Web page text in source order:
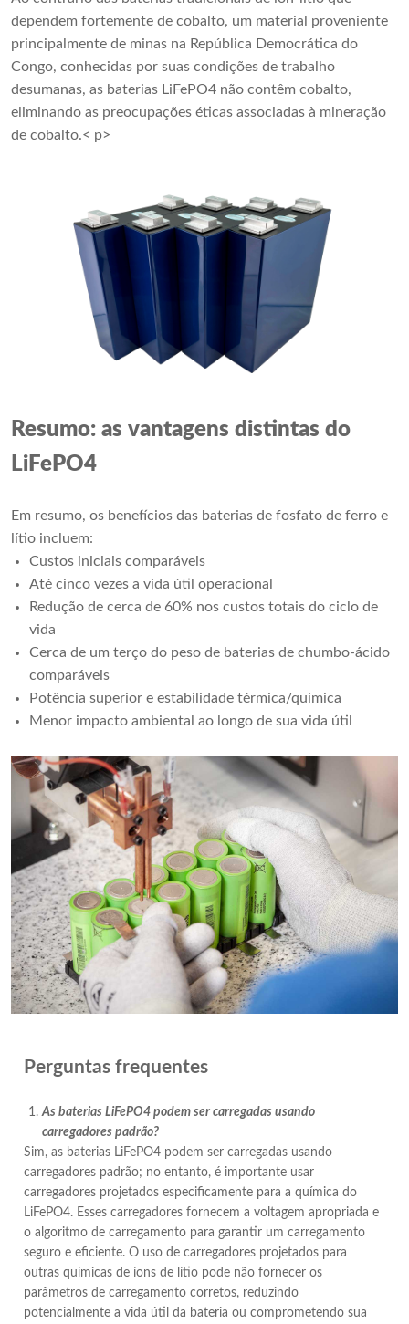
dependem fortemente de cobalto, um material proveniente
principalmente de minas na República Democrática do
Congo, conhecidas por suas condições de trabalho
desumanas, as baterias LiFePO4 não contêm cobalto,
eliminando as preocupações éticas associadas à mineração
de cobalto.< p>
Resumo: as vantagens distintas do
LiFePO4
Em resumo, os benefícios das baterias de fosfato de ferro e
lítio incluem:
Custos iniciais comparáveis
Até cinco vezes a vida útil operacional
Redução de cerca de 60% nos custos totais do ciclo de
vida
Cerca de um terço do peso de baterias de chumbo-ácido
comparáveis
Potência superior e estabilidade térmica/química
Menor impacto ambiental ao longo de sua vida útil
Perguntas frequentes
As baterias LiFePO4 podem ser carregadas usando
carregadores padrão?
Sim, as baterias LiFePO4 podem ser carregadas usando
carregadores padrão; no entanto, é importante usar
carregadores projetados especificamente para a química do
LiFePO4. Esses carregadores fornecem a voltagem apropriada e
o algoritmo de carregamento para garantir um carregamento
seguro e eficiente. O uso de carregadores projetados para
outras químicas de íons de lítio pode não fornecer os
parâmetros de carregamento corretos, reduzindo
potencialmente a vida útil da bateria ou comprometendo sua